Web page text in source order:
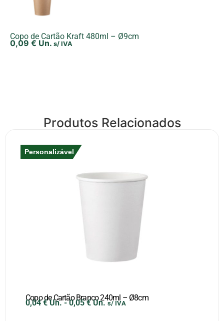
Copo de Cartão Kraft 480ml – Ø9cm
0,09 € Un. s/ IVA
Produtos Relacionados
Personalizável
Copo de Cartão Branco 240ml – Ø8cm
0,04€ Un.-0,05€ Un. s/ IVA